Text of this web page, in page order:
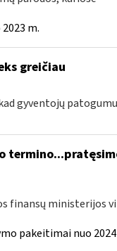
m.
greičiau
gyventojų
finansų ministerijos
pakeitimai nuo